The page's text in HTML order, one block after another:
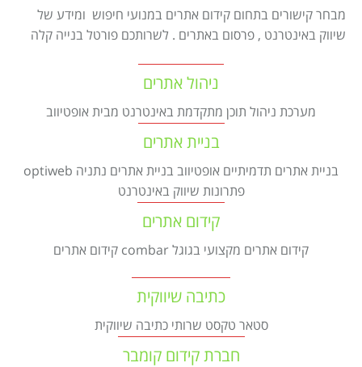
גינה וחוץ
תקנון אתר
מדיניות הפרטיות
footer
מבחר קישורים בתחום קידום אתרים במנועי חיפוש ומידע של
שיווק באינטרנט , פרסום באתרים . לשרותכם פורטל בנייה קלה
ניהול אתרים
מערכת ניהול תוכן מתקדמת באינטרנט מבית אופטיווב
בניית אתרים
בניית אתרים תדמיתיים אופטיווב בניית אתרים נתניה optiweb
פתרונות שיווק באינטרנט
קידום אתרים
קידום אתרים מקצועי בגוגל combar קידום אתרים
כתיבה שיווקית
סטאר טקסט שרותי כתיבה שיווקית
חברת קידום קומבר